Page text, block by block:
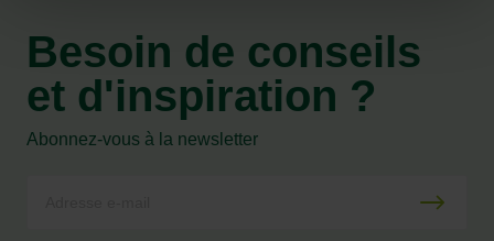
Besoin de conseils
et d'inspiration ?
Abonnez-vous à la newsletter